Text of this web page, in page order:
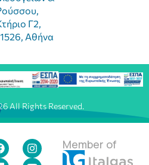
Γ2,
Αθήνα
All Rights Reserved.
Member of